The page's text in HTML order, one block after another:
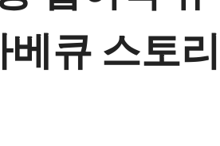
큐 스토리